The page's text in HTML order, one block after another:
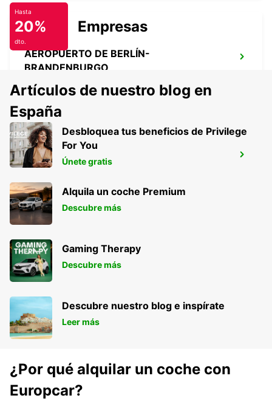
AEROPUERTO DE BERLÍN-
BRANDENBURGO
BERLÍN ADLERSHOF
BERLIN - GERMANY
Hasta
20%
dto.
Empresas
Artículos de nuestro blog en
España
Desbloquea tus beneficios de Privilege
For You
Únete gratis
Alquila un coche Premium
Descubre más
Gaming Therapy
Descubre más
Descubre nuestro blog e inspírate
Leer más
¿Por qué alquilar un coche con
Europcar?